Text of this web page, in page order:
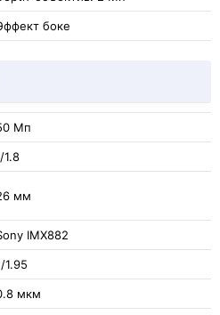
боке
Мп
1.8
мм
IMX882
1.95
мкм